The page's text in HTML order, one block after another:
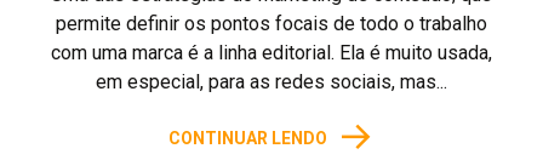
permite definir os pontos focais de todo o trabalho
com uma marca é a linha editorial. Ela é muito usada,
em especial, para as redes sociais, mas...
CONTINUAR LENDO →